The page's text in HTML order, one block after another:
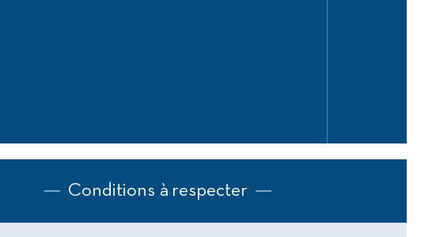
Conditions à respecter